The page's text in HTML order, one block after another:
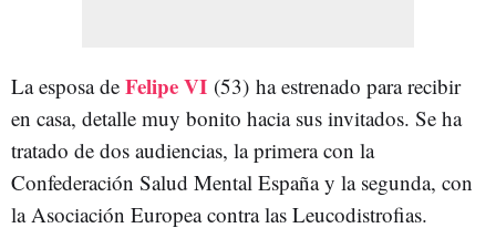
La esposa de Felipe VI (53) ha estrenado para recibir
en casa, detalle muy bonito hacia sus invitados. Se ha
tratado de dos audiencias, la primera con la
Confederación Salud Mental España y la segunda, con
la Asociación Europea contra las Leucodistrofias.